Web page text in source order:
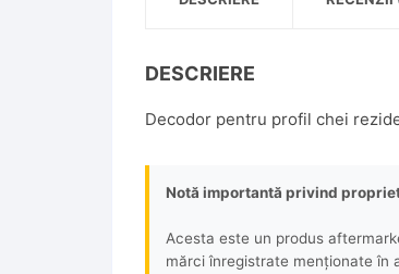
DESCRIERE
Decodor pentru profil chei
Notă importantă privind
Acesta este un produs
mărci înregistrate menționate în